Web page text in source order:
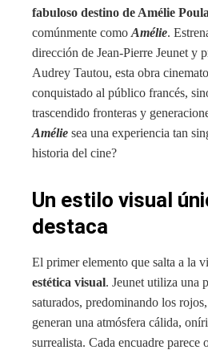
fabuloso destino de Amélie
comúnmente como Amélie.
dirección de Jean-Pierre Jeunet y
Audrey Tautou, esta obra
conquistado al público francés,
trascendido fronteras y
Amélie sea una experiencia tan
historia del cine?
Un estilo visual
destaca
El primer elemento que salta a la
estética visual. Jeunet utiliza una
saturados, predominando los
generan una atmósfera cálida,
surrealista. Cada encuadre parece